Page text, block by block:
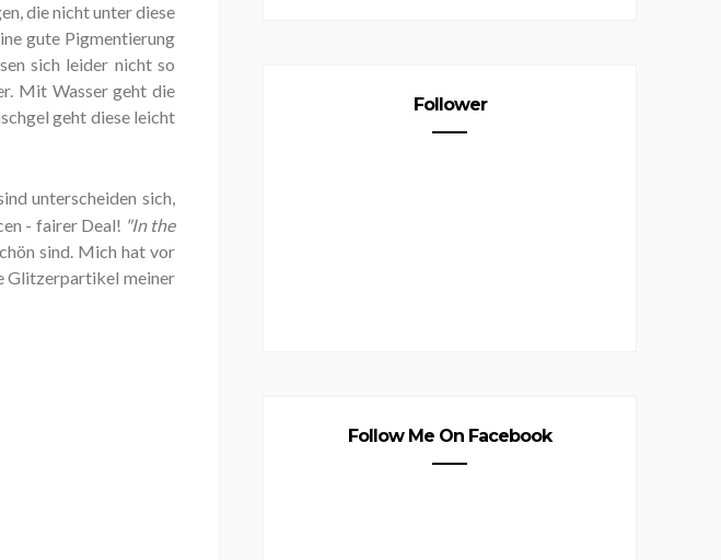
die nicht unter diese
gute Pigmentierung
sich leider nicht so
Mit Wasser geht die
geht diese leicht
unterscheiden sich,
- fairer Deal! "In the
sind. Mich hat vor
Glitzerpartikel meiner
Follower
Follow Me On Facebook